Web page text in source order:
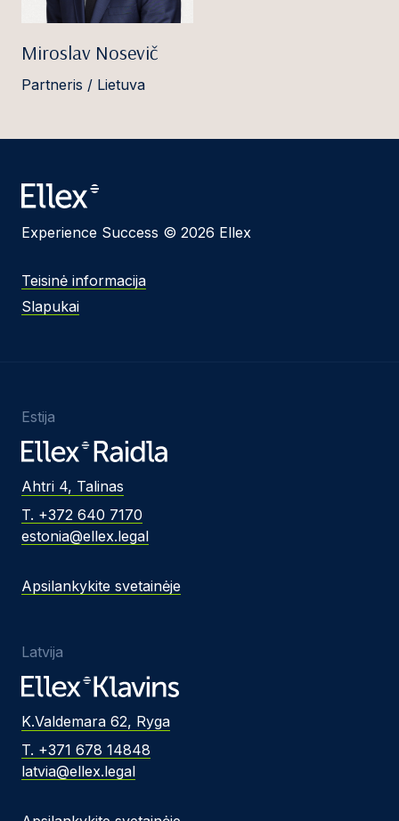
Miroslav Nosevič
Partneris / Lietuva
Experience Success © 2026 Ellex
Teisinė informacija
Slapukai
Estija
Ahtri 4, Talinas
T. +372 640 7170
estonia@ellex.legal
Apsilankykite svetainėje
Latvija
K.Valdemara 62, Ryga
T. +371 678 14848
latvia@ellex.legal